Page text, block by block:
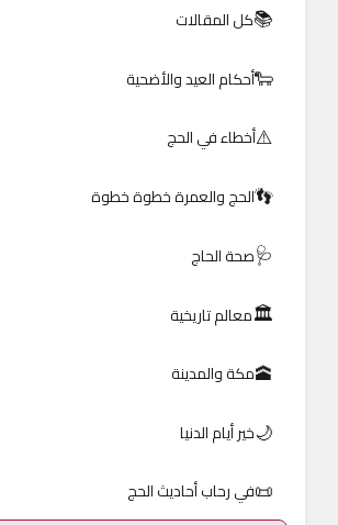
📚كل المقالات
🐑أحكام العيد والأضحية
⚠️أخطاء في الحج
👣الحج والعمرة خطوة خطوة
🩺صحة الحاج
🏛️معالم تاريخية
🕋مكة والمدينة
🌙خير أيام الدنيا
📜في رحاب أحاديث الحج